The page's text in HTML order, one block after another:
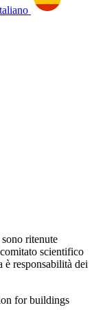
ritenute
scientifico
è responsabilità dei
for buildings